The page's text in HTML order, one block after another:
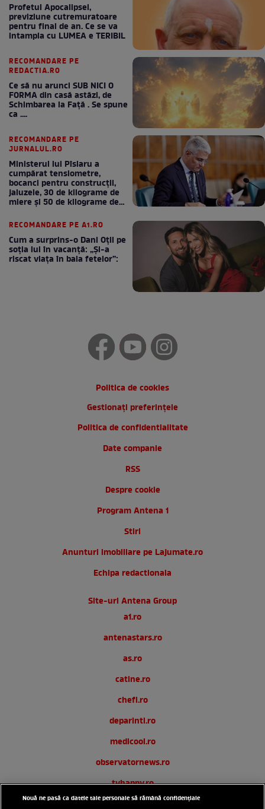
Profetul Apocalipsei,
previziune cutremuratoare
pentru final de an. Ce se va
intampla cu LUMEA e TERIBIL
RECOMANDARE PE
REDACTIA.RO
Ce să nu arunci SUB NICI O
FORMA din casă astăzi, de
Schimbarea la Față . Se spune
ca ....
RECOMANDARE PE
JURNALUL.RO
Ministerul lui Pîslaru a
cumpărat tensiometre,
bocanci pentru construcții,
jaluzele, 30 de kilograme de
miere și 50 de kilograme de
RECOMANDARE PE A1.RO
Cum a surprins-o Dani Oțil pe
soția lui în vacanță: „Și-a
riscat viața în baia fetelor”:
Politica de cookies
Gestionați preferințele
Politica de confidentialitate
Date companie
RSS
Despre cookie
Program Antena 1
Stiri
Anunturi imobiliare pe Lajumate.ro
Echipa redactionala
Site-uri Antena Group
a1.ro
antenastars.ro
as.ro
catine.ro
chefi.ro
deparinti.ro
medicool.ro
observatornews.ro
tvhappy.ro
useit.ro
Nouă ne pasă ca datele tale personale să rămână confidențiale